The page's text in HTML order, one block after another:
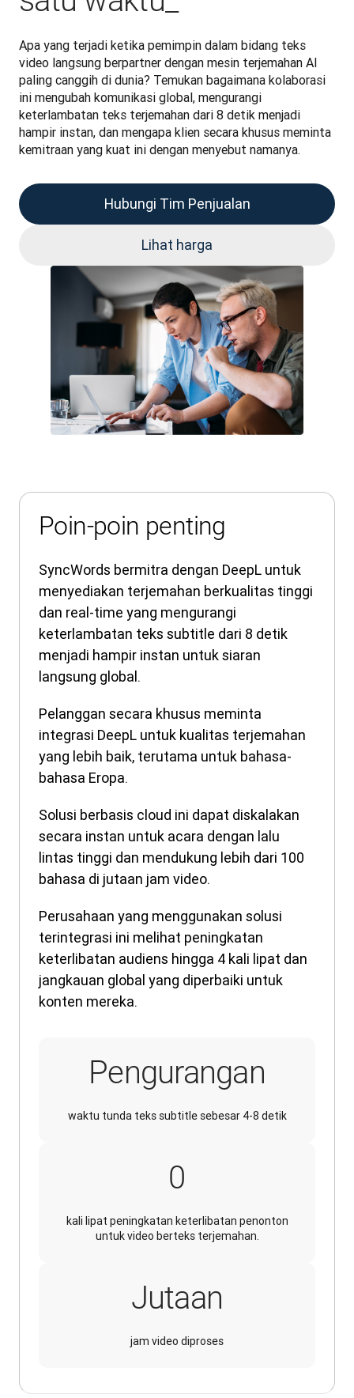
Apa yang terjadi ketika pemimpin dalam bidang teks
video langsung berpartner dengan mesin terjemahan AI
paling canggih di dunia? Temukan bagaimana kolaborasi
ini mengubah komunikasi global, mengurangi
keterlambatan teks terjemahan dari 8 detik menjadi
hampir instan, dan mengapa klien secara khusus meminta
kemitraan yang kuat ini dengan menyebut namanya.
Hubungi Tim Penjualan
Lihat harga
Poin-poin penting
SyncWords bermitra dengan DeepL untuk
menyediakan terjemahan berkualitas tinggi
dan real-time yang mengurangi
keterlambatan teks subtitle dari 8 detik
menjadi hampir instan untuk siaran
langsung global.
Pelanggan secara khusus meminta
integrasi DeepL untuk kualitas terjemahan
yang lebih baik, terutama untuk bahasa-
bahasa Eropa.
Solusi berbasis cloud ini dapat diskalakan
secara instan untuk acara dengan lalu
lintas tinggi dan mendukung lebih dari 100
bahasa di jutaan jam video.
Perusahaan yang menggunakan solusi
terintegrasi ini melihat peningkatan
keterlibatan audiens hingga 4 kali lipat dan
jangkauan global yang diperbaiki untuk
konten mereka.
Pengurangan
waktu tunda teks subtitle sebesar 4-8 detik
0
kali lipat peningkatan keterlibatan penonton
untuk video berteks terjemahan.
Jutaan
jam video diproses